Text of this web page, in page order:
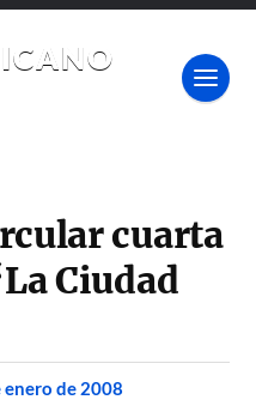
cuarta
Ciudad
enero de 2008